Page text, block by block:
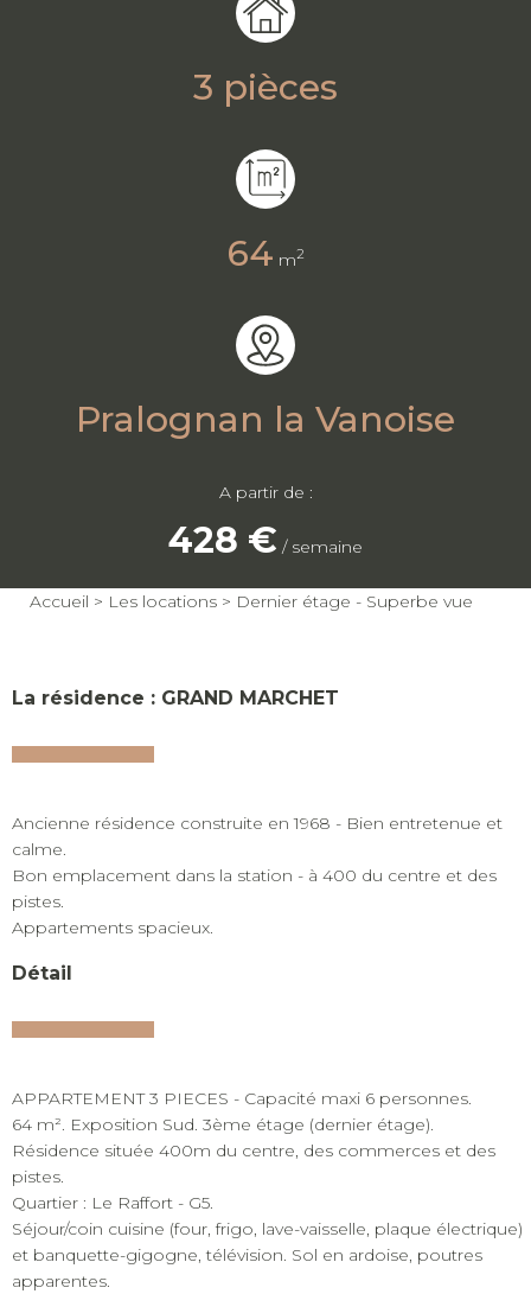
3 pièces
64 m2
Pralognan la Vanoise
A partir de :
428 € / semaine
Accueil > Les locations > Dernier étage - Superbe vue
La résidence : GRAND MARCHET
Ancienne résidence construite en 1968 - Bien entretenue et
calme.
Bon emplacement dans la station - à 400 du centre et des
pistes.
Appartements spacieux.
Détail
APPARTEMENT 3 PIECES - Capacité maxi 6 personnes.
64 m². Exposition Sud. 3ème étage (dernier étage).
Résidence située 400m du centre, des commerces et des
pistes.
Quartier : Le Raffort - G5.
Séjour/coin cuisine (four, frigo, lave-vaisselle, plaque électrique)
et banquette-gigogne, télévision. Sol en ardoise, poutres
apparentes.